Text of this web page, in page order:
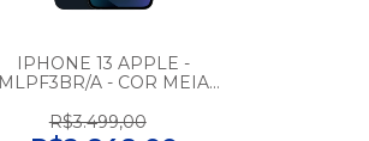
IPHONE 13 APPLE -
MLPF3BR/A - COR MEIA
SAUDE DA BATERIA
R$3.499,00